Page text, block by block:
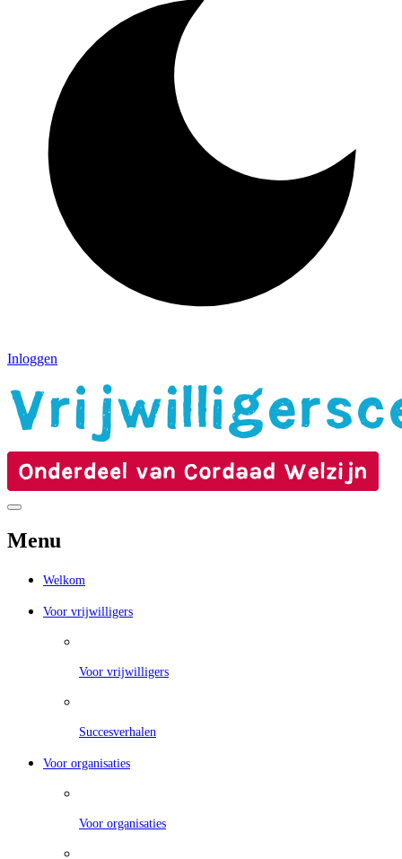
Inloggen
Menu
Welkom
Voor vrijwilligers
Voor vrijwilligers
Succesverhalen
Voor organisaties
Voor organisaties